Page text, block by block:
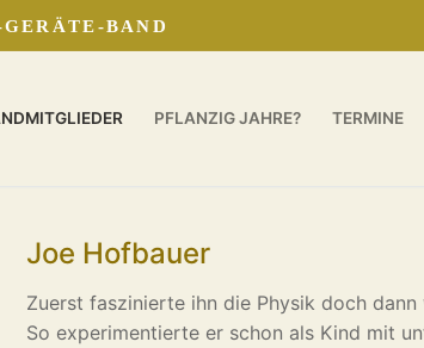
BAND
PFLANZIG JAHRE? TERMINE
Joe Hofbauer
Zuerst faszinierte ihn die Physik doch
So experimentierte er schon als Kind mit